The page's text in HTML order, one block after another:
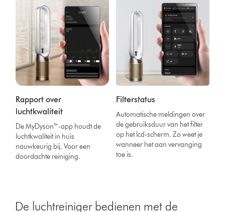
Rapport over
luchtkwaliteit
De MyDyson™-app houdt de
luchtkwaliteit in huis
nauwkeurig bij. Voor een
doordachte reiniging.
Filterstatus
Automatische meldingen over
de gebruiksduur van het filter
op het lcd-scherm. Zo weet je
wanneer het aan vervanging
toe is.
De luchtreiniger bedienen met de